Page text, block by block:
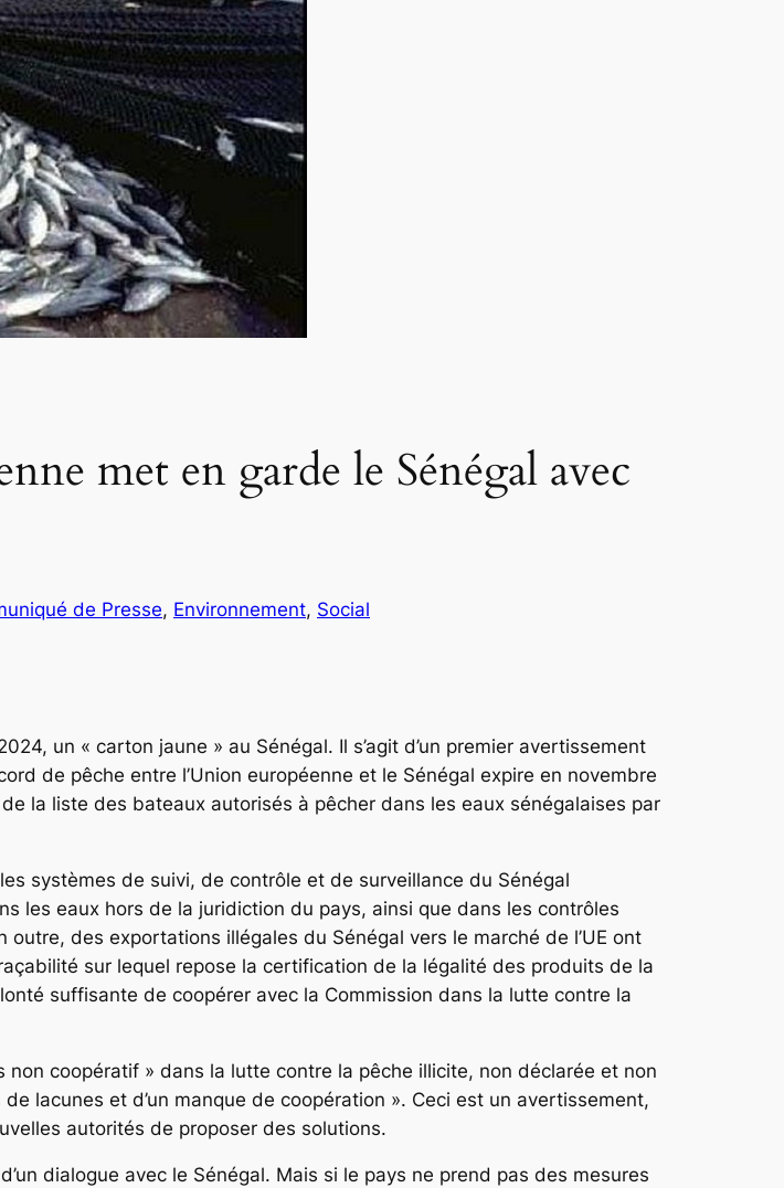
met en garde le Sénégal avec
de Presse, Environnement, Social
un « carton jaune » au Sénégal. Il s’agit d’un premier avertissement
de pêche entre l’Union européenne et le Sénégal expire en novembre
la liste des bateaux autorisés à pêcher dans les eaux sénégalaises par
systèmes de suivi, de contrôle et de surveillance du Sénégal
les eaux hors de la juridiction du pays, ainsi que dans les contrôles
des exportations illégales du Sénégal vers le marché de l’UE ont
sur lequel repose la certification de la légalité des produits de la
suffisante de coopérer avec la Commission dans la lutte contre la
non coopératif » dans la lutte contre la pêche illicite, non déclarée et non
lacunes et d’un manque de coopération ». Ceci est un avertissement,
autorités de proposer des solutions.
dialogue avec le Sénégal. Mais si le pays ne prend pas des mesures